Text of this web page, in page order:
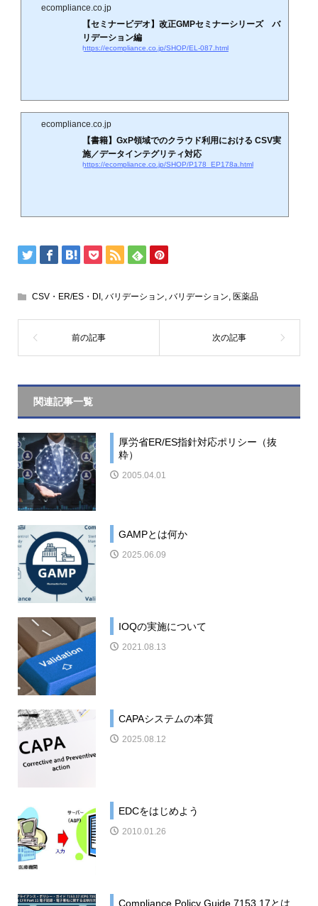
ecompliance.co.jp
【セミナービデオ】改正GMPセミナーシリーズ バ
リデーション編
https://ecompliance.co.jp/SHOP/EL-087.html
ecompliance.co.jp
【書籍】GxP領域でのクラウド利用における CSV実
施／データインテグリティ対応
https://ecompliance.co.jp/SHOP/P178_EP178a.html
CSV・ER/ES・DI , バリデーション, バリデーション, 医薬品
関連記事一覧
厚労省ER/ES指針対応ポリシー（抜
粋）
2005.04.01
GAMPとは何か
2025.06.09
IOQの実施について
2021.08.13
CAPAシステムの本質
2025.08.12
EDCをはじめよう
2010.01.26
Compliance Policy Guide 7153.17とは